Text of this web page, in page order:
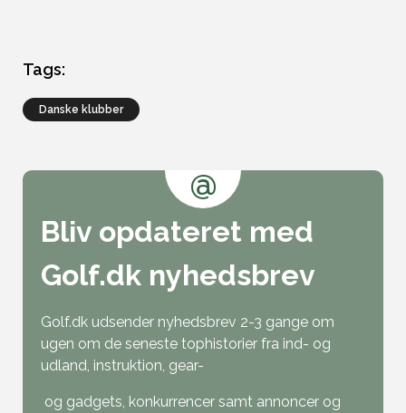
Tags:
Danske klubber
@
Bliv opdateret med
Golf.dk nyhedsbrev
Golf.dk udsender nyhedsbrev 2-3 gange om
ugen om de seneste tophistorier fra ind- og
udland, instruktion, gear-
og gadgets, konkurrencer samt annoncer og